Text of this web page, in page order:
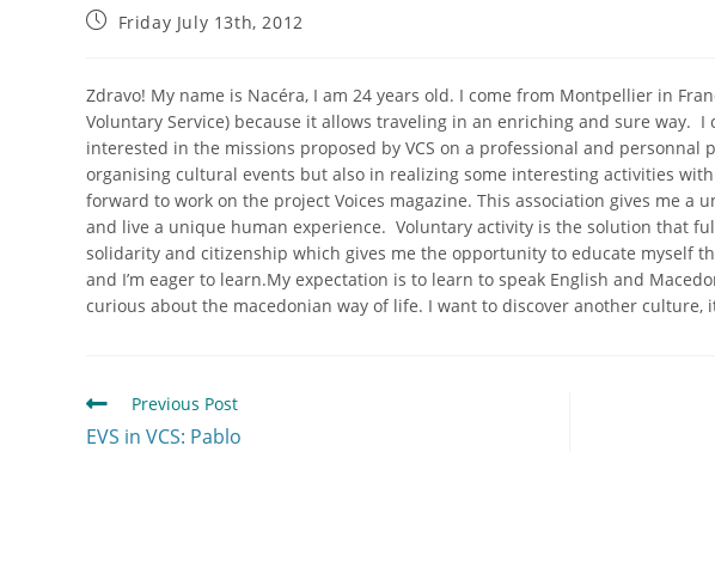
Friday July 13th, 2012
Zdravo! My name is Nacéra, I am 24 years old. I come from Montpellier in
Voluntary Service) because it allows traveling in an enriching and sure way. I
interested in the missions proposed by VCS on a professional and personnal
organising cultural events but also in realizing some interesting activities
forward to work on the project Voices magazine. This association gives me a
and live a unique human experience. Voluntary activity is the solution that
solidarity and citizenship which gives me the opportunity to educate myself
and I’m eager to learn.My expectation is to learn to speak English and
curious about the macedonian way of life. I want to discover another culture,
Previous Post
EVS in VCS: Pablo